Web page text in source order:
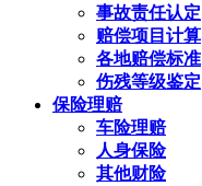
事故责任认定
赔偿项目计算
各地赔偿标准
伤残等级鉴定
保险理赔
车险理赔
人身保险
其他财险